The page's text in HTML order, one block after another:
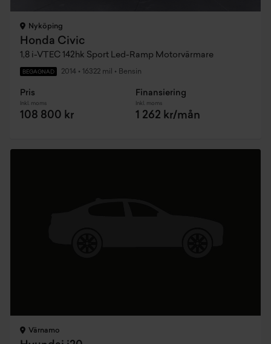
Nyköping
Honda Civic
1,8 i-VTEC 142hk Sport Led-Ramp Motorvärmare
BEGAGNAD 2014 • 16322 mil • Bensin
Pris
Inkl. moms
108 800 kr
Finansiering
Inkl. moms
1 262 kr/mån
Värnamo